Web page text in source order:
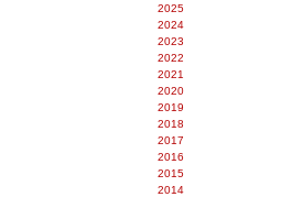
2025
2024
2023
2022
2021
2020
2019
2018
2017
2016
2015
2014